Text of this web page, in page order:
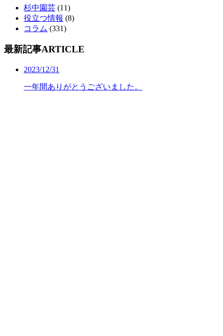
杉中園芸 (11)
役立つ情報 (8)
コラム (331)
最新記事ARTICLE
2023/12/31
一年間ありがとうございました。